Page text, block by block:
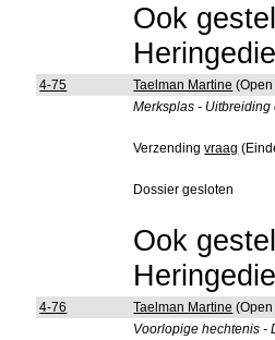
Ook
4-75 Taelman Martine
Merksplas -
Verzendingvraag
Dossier gesloten
Ook
4-76 Taelman Martine
Voorlopige hechtenis -